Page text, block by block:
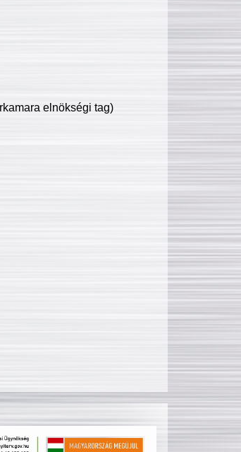
elnökségi tag)